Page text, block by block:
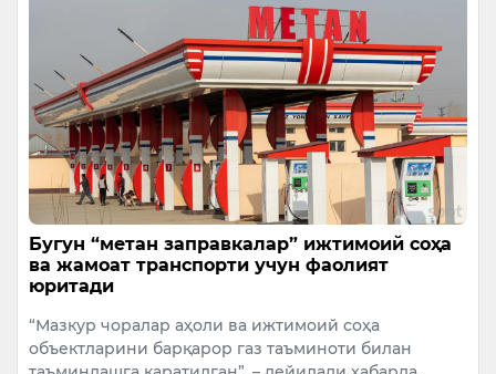
Бугун “метан заправкалар” ижтимоий соҳа
ва жамоат транспорти учун фаолият
юритади
“Мазкур чоралар аҳоли ва ижтимоий соҳа
объектларини барқарор газ таъминоти билан